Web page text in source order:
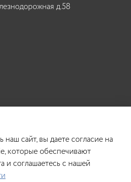
д.58
сайт, вы даете согласие на
которые обеспечивают
и соглашаетесь с нашей